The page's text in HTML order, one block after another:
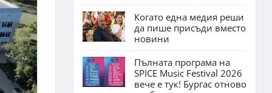
Когато една медия реши
да пише присъди вместо
новини
Пълната програма на
SPICE Music Festival 2026
вече е тук! Бургас отново